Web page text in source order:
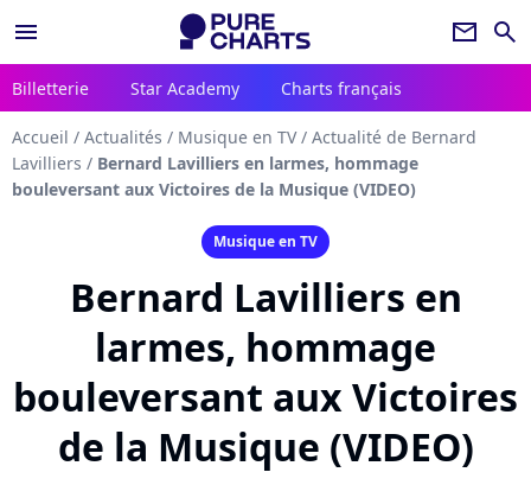
menu newsletter search
Billetterie Star Academy Charts français
Accueil / Actualités / Musique en TV / Actualité de Bernard
Lavilliers / Bernard Lavilliers en larmes, hommage
bouleversant aux Victoires de la Musique (VIDEO)
Musique en TV
Bernard Lavilliers en
larmes, hommage
bouleversant aux Victoires
de la Musique (VIDEO)